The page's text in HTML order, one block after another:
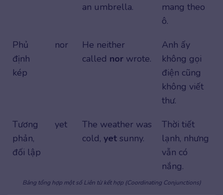
an umbrella.
mang theo
ô.
Phủ
định
kép
nor
He neither
called nor wrote.
Anh ấy
không gọi
điện cũng
không viết
thư.
Tương
phản,
đối lập
yet
The weather was
cold, yet sunny.
Thời tiết
lạnh, nhưng
vẫn có
nắng.
Bảng tổng hợp một số Liên từ kết hợp (Coordinating Conjunctions)